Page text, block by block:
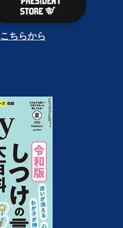
ちらから